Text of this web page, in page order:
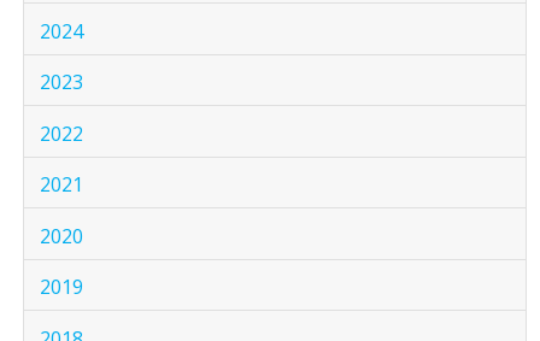
2024
2023
2022
2021
2020
2019